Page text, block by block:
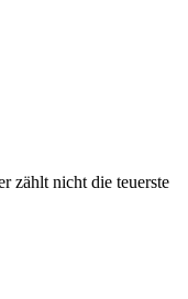
zählt nicht die teuerste